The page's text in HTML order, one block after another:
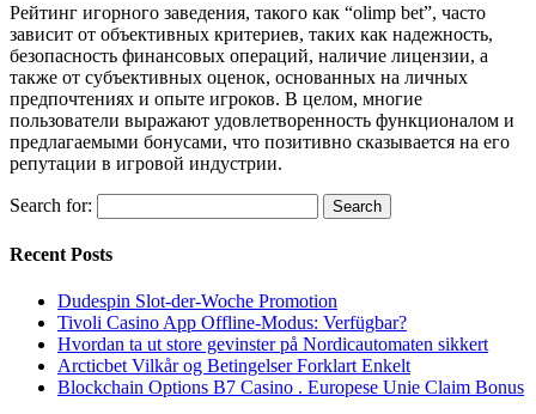
Рейтинг игорного заведения, такого как “olimp bet”, часто
зависит от объективных критериев, таких как надежность,
безопасность финансовых операций, наличие лицензии, а
также от субъективных оценок, основанных на личных
предпочтениях и опыте игроков. В целом, многие
пользователи выражают удовлетворенность функционалом и
предлагаемыми бонусами, что позитивно сказывается на его
репутации в игровой индустрии.
Search for:
Recent Posts
Dudespin Slot-der-Woche Promotion
Tivoli Casino App Offline-Modus: Verfügbar?
Hvordan ta ut store gevinster på Nordicautomaten sikkert
Arcticbet Vilkår og Betingelser Forklart Enkelt
Blockchain Options B7 Casino . Europese Unie Claim Bonus